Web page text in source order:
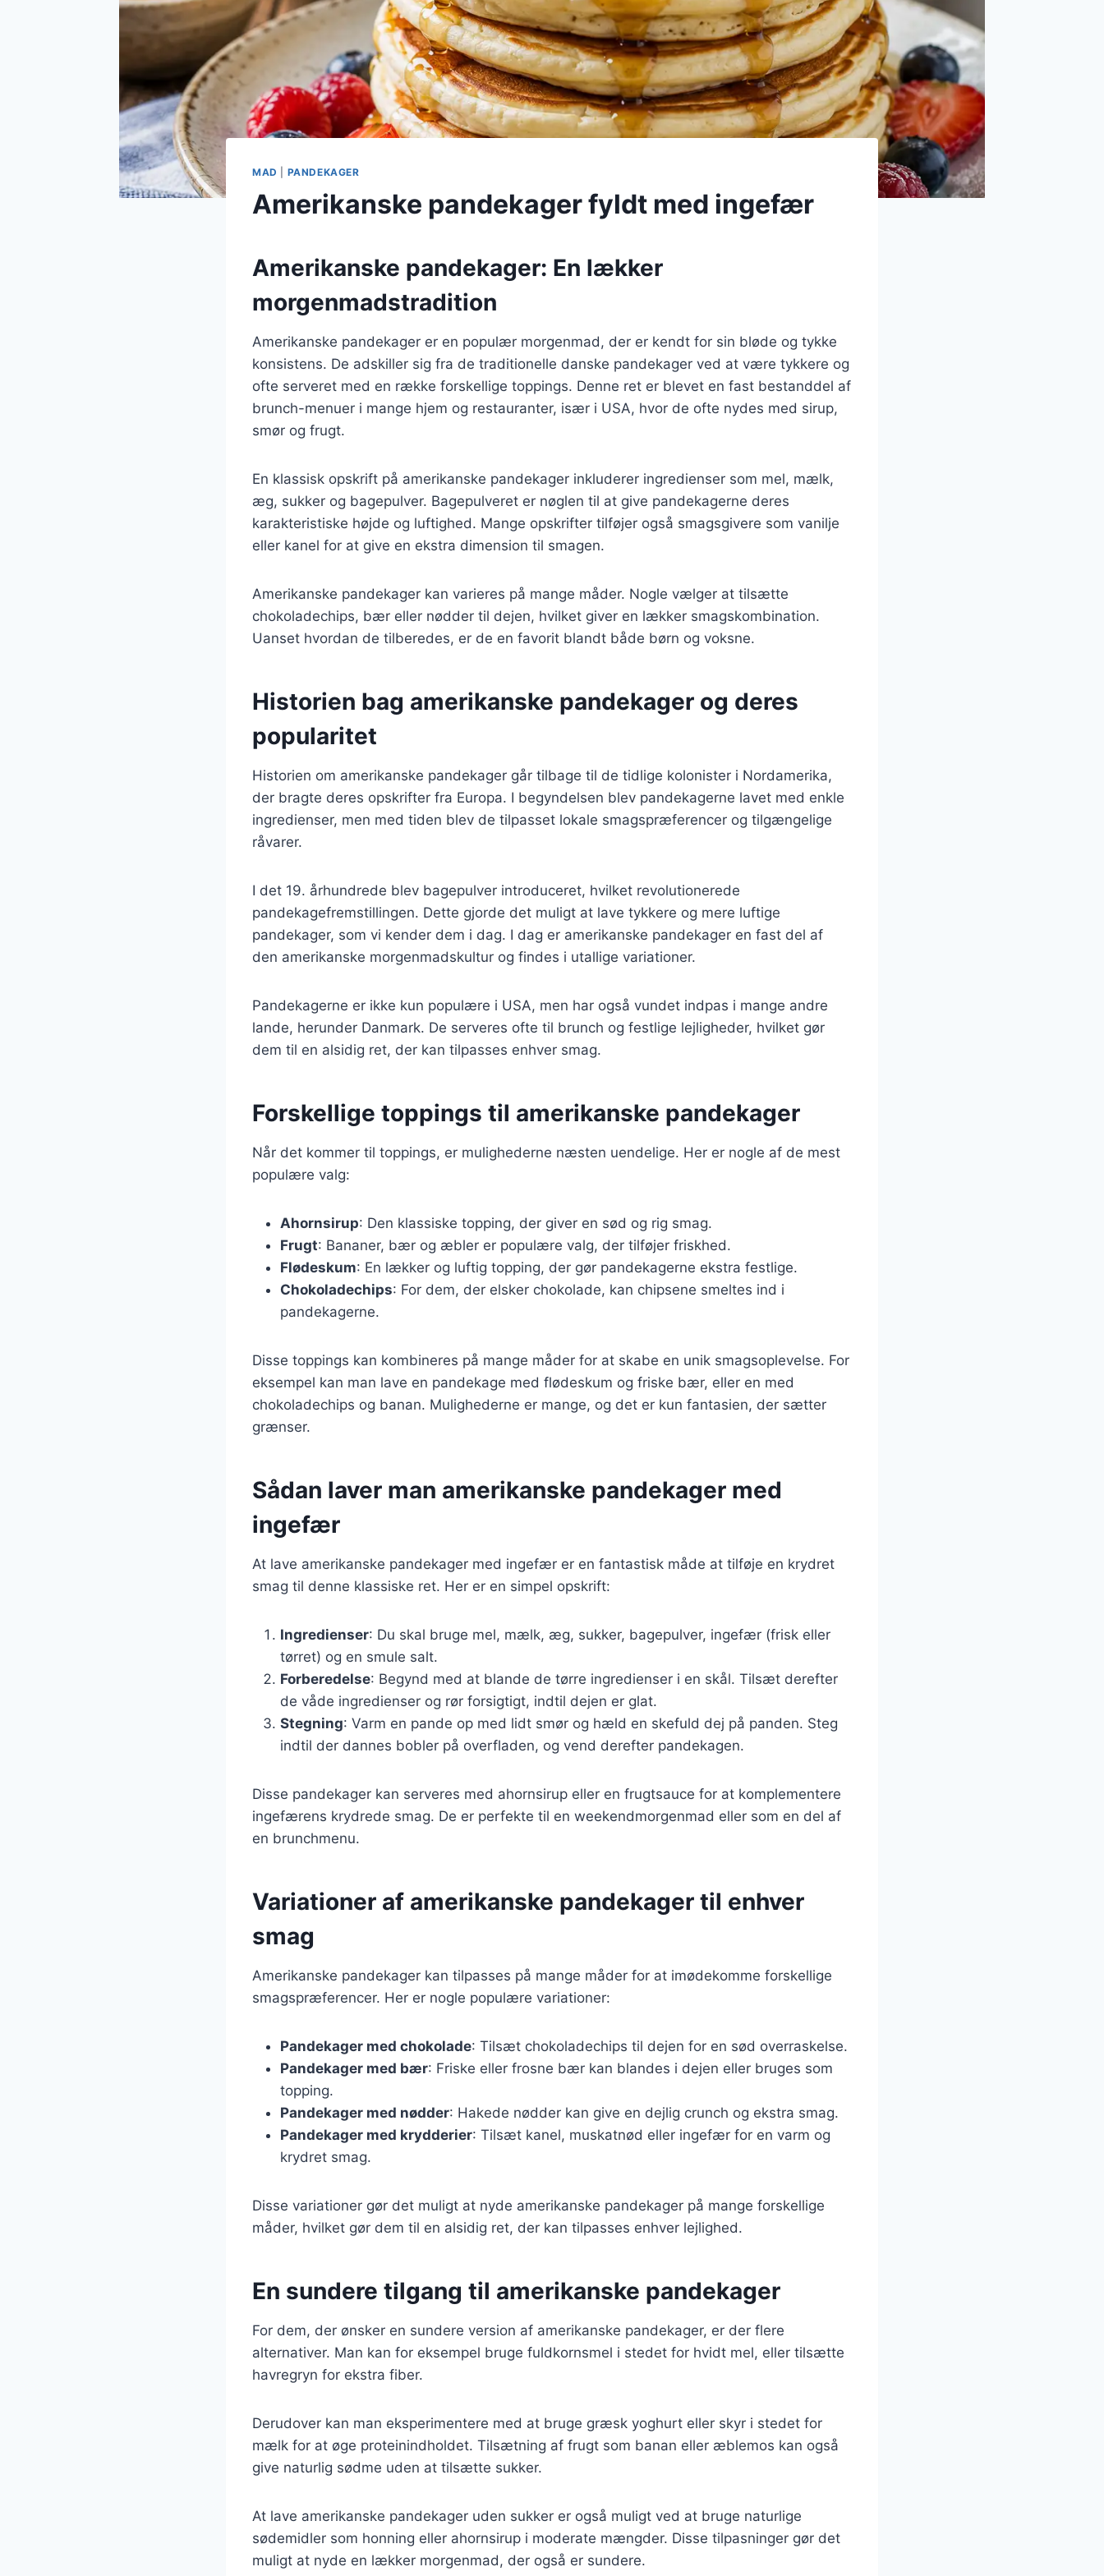
MAD PANDEKAGER
Amerikanske pandekager fyldt med ingefær
Amerikanske pandekager: En lækker
morgenmadstradition
Amerikanske pandekager er en populær morgenmad, der er kendt for sin bløde og tykke
konsistens. De adskiller sig fra de traditionelle danske pandekager ved at være tykkere og
ofte serveret med en række forskellige toppings. Denne ret er blevet en fast bestanddel af
brunch-menuer i mange hjem og restauranter, især i USA, hvor de ofte nydes med sirup,
smør og frugt.
En klassisk opskrift på amerikanske pandekager inkluderer ingredienser som mel, mælk,
æg, sukker og bagepulver. Bagepulveret er nøglen til at give pandekagerne deres
karakteristiske højde og luftighed. Mange opskrifter tilføjer også smagsgivere som vanilje
eller kanel for at give en ekstra dimension til smagen.
Amerikanske pandekager kan varieres på mange måder. Nogle vælger at tilsætte
chokoladechips, bær eller nødder til dejen, hvilket giver en lækker smagskombination.
Uanset hvordan de tilberedes, er de en favorit blandt både børn og voksne.
Historien bag amerikanske pandekager og deres
popularitet
Historien om amerikanske pandekager går tilbage til de tidlige kolonister i Nordamerika,
der bragte deres opskrifter fra Europa. I begyndelsen blev pandekagerne lavet med enkle
ingredienser, men med tiden blev de tilpasset lokale smagspræferencer og tilgængelige
råvarer.
I det 19. århundrede blev bagepulver introduceret, hvilket revolutionerede
pandekagefremstillingen. Dette gjorde det muligt at lave tykkere og mere luftige
pandekager, som vi kender dem i dag. I dag er amerikanske pandekager en fast del af
den amerikanske morgenmadskultur og findes i utallige variationer.
Pandekagerne er ikke kun populære i USA, men har også vundet indpas i mange andre
lande, herunder Danmark. De serveres ofte til brunch og festlige lejligheder, hvilket gør
dem til en alsidig ret, der kan tilpasses enhver smag.
Forskellige toppings til amerikanske pandekager
Når det kommer til toppings, er mulighederne næsten uendelige. Her er nogle af de mest
populære valg:
Ahornsirup: Den klassiske topping, der giver en sød og rig smag.
Frugt: Bananer, bær og æbler er populære valg, der tilføjer friskhed.
Flødeskum: En lækker og luftig topping, der gør pandekagerne ekstra festlige.
Chokoladechips: For dem, der elsker chokolade, kan chipsene smeltes ind i
pandekagerne.
Disse toppings kan kombineres på mange måder for at skabe en unik smagsoplevelse. For
eksempel kan man lave en pandekage med flødeskum og friske bær, eller en med
chokoladechips og banan. Mulighederne er mange, og det er kun fantasien, der sætter
grænser.
Sådan laver man amerikanske pandekager med
ingefær
At lave amerikanske pandekager med ingefær er en fantastisk måde at tilføje en krydret
smag til denne klassiske ret. Her er en simpel opskrift:
Ingredienser: Du skal bruge mel, mælk, æg, sukker, bagepulver, ingefær (frisk eller
tørret) og en smule salt.
Forberedelse: Begynd med at blande de tørre ingredienser i en skål. Tilsæt derefter
de våde ingredienser og rør forsigtigt, indtil dejen er glat.
Stegning: Varm en pande op med lidt smør og hæld en skefuld dej på panden. Steg
indtil der dannes bobler på overfladen, og vend derefter pandekagen.
Disse pandekager kan serveres med ahornsirup eller en frugtsauce for at komplementere
ingefærens krydrede smag. De er perfekte til en weekendmorgenmad eller som en del af
en brunchmenu.
Variationer af amerikanske pandekager til enhver
smag
Amerikanske pandekager kan tilpasses på mange måder for at imødekomme forskellige
smagspræferencer. Her er nogle populære variationer:
Pandekager med chokolade: Tilsæt chokoladechips til dejen for en sød overraskelse.
Pandekager med bær: Friske eller frosne bær kan blandes i dejen eller bruges som
topping.
Pandekager med nødder: Hakede nødder kan give en dejlig crunch og ekstra smag.
Pandekager med krydderier: Tilsæt kanel, muskatnød eller ingefær for en varm og
krydret smag.
Disse variationer gør det muligt at nyde amerikanske pandekager på mange forskellige
måder, hvilket gør dem til en alsidig ret, der kan tilpasses enhver lejlighed.
En sundere tilgang til amerikanske pandekager
For dem, der ønsker en sundere version af amerikanske pandekager, er der flere
alternativer. Man kan for eksempel bruge fuldkornsmel i stedet for hvidt mel, eller tilsætte
havregryn for ekstra fiber.
Derudover kan man eksperimentere med at bruge græsk yoghurt eller skyr i stedet for
mælk for at øge proteinindholdet. Tilsætning af frugt som banan eller æblemos kan også
give naturlig sødme uden at tilsætte sukker.
At lave amerikanske pandekager uden sukker er også muligt ved at bruge naturlige
sødemidler som honning eller ahornsirup i moderate mængder. Disse tilpasninger gør det
muligt at nyde en lækker morgenmad, der også er sundere.